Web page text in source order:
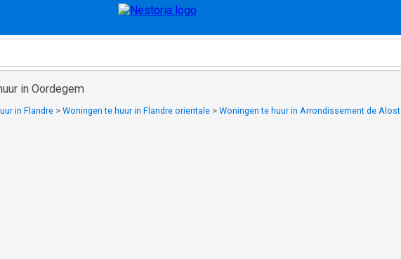
in Oordegem
in Flandre > Woningen te huur in Flandre orientale > Woningen te huur in Arrondissement de Alost